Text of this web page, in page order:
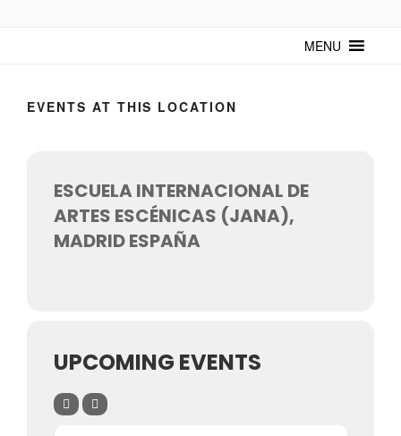
mantenerte actualizado sobre Cuba y sus artistas. Noticias, eventos y
MENU
EVENTS AT THIS LOCATION
ESCUELA INTERNACIONAL DE
ARTES ESCÉNICAS (JANA),
MADRID ESPAÑA
UPCOMING EVENTS